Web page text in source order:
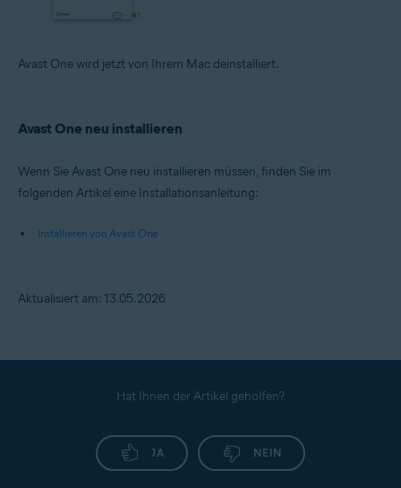
Avast One wird jetzt von Ihrem Mac deinstalliert.
Avast One neu installieren
Wenn Sie Avast One neu installieren müssen, finden Sie im
folgenden Artikel eine Installationsanleitung:
Installieren von Avast One
Aktualisiert am: 13.05.2026
Hat Ihnen der Artikel geholfen?
JA NEIN